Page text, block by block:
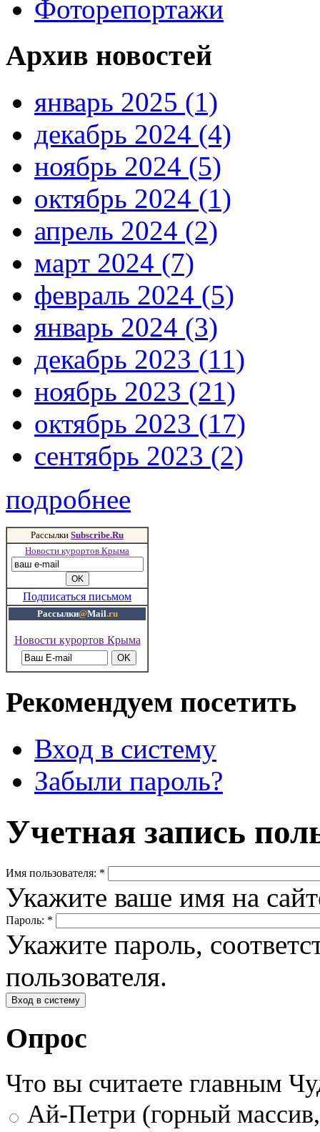
Фоторепортажи
Архив новостей
январь 2025 (1)
декабрь 2024 (4)
ноябрь 2024 (5)
октябрь 2024 (1)
апрель 2024 (2)
март 2024 (7)
февраль 2024 (5)
январь 2024 (3)
декабрь 2023 (11)
ноябрь 2023 (21)
октябрь 2023 (17)
сентябрь 2023 (2)
подробнее
Рассылки Subscribe.Ru
Новости курортов Крыма
Подписаться письмом
Рассылки@Mail.ru
Новости курортов Крыма
Рекомендуем посетить
Вход в систему
Забыли пароль?
Учетная запись
Имя пользователя: *
Укажите ваше имя на
Пароль: *
Укажите пароль,
пользователя.
Опрос
Что вы считаете главным
Ай-Петри (горный